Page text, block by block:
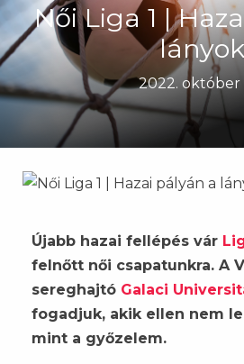
Női Liga 1 |
lányok
2022. október
Újabb hazai fellépés vár
felnőtt női csapatunkra. A
sereghajtó Galaci
fogadjuk, akik ellen nem
mint a győzelem.